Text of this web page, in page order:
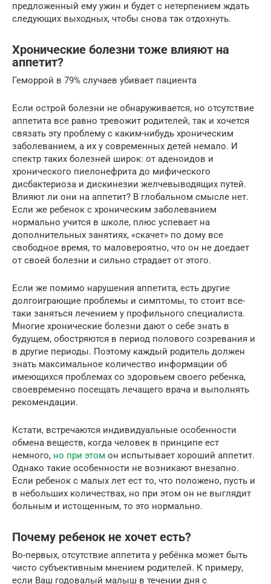
предложенный ему ужин и будет с нетерпением ждать
следующих выходных, чтобы снова так отдохнуть.
Хронические болезни тоже влияют на
аппетит?
Геморрой в 79% случаев убивает пациента
Если острой болезни не обнаруживается, но отсутствие
аппетита все равно тревожит родителей, так и хочется
связать эту проблему с каким-нибудь хроническим
заболеванием, а их у современных детей немало. И
спектр таких болезней широк: от аденоидов и
хронического пиелонефрита до мифического
дисбактериоза и дискинезии желчевыводящих путей.
Влияют ли они на аппетит? В глобальном смысле нет.
Если же ребенок с хроническим заболеванием
нормально учится в школе, плюс успевает на
дополнительных занятиях, «скачет» по дому все
свободное время, то маловероятно, что он не доедает
от своей болезни и сильно страдает от этого.
Если же помимо нарушения аппетита, есть другие
долгоиграющие проблемы и симптомы, то стоит все-
таки заняться лечением у профильного специалиста.
Многие хронические болезни дают о себе знать в
будущем, обостряются в период полового созревания и
в другие периоды. Поэтому каждый родитель должен
знать максимальное количество информации об
имеющихся проблемах со здоровьем своего ребенка,
своевременно посещать лечащего врача и выполнять
рекомендации.
Кстати, встречаются индивидуальные особенности
обмена веществ, когда человек в принципе ест
немного, но при этом он испытывает хороший аппетит.
Однако такие особенности не возникают внезапно.
Если ребенок с малых лет ест то, что положено, пусть и
в небольших количествах, но при этом он не выглядит
больным и истощенным, то это нормально.
Почему ребенок не хочет есть?
Во-первых, отсутствие аппетита у ребёнка может быть
чисто субъективным мнением родителей. К примеру,
если Ваш годовалый малыш в течении дня с